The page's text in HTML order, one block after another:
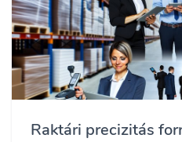
Raktári precizitás